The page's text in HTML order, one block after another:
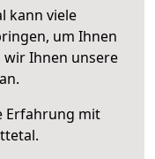
kann viele
um Ihnen
wir Ihnen unsere
Erfahrung mit
.